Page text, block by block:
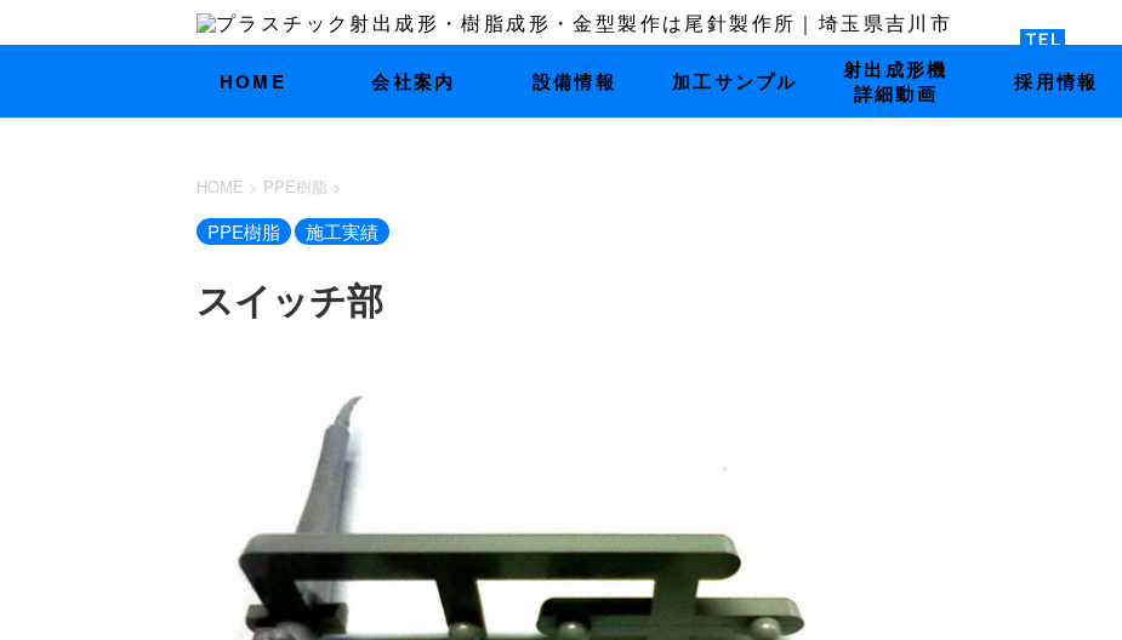
HOME 会社案内 設備情報 加工サンプル
射出成形機
詳細動画
採用情報
HOME > PPE樹脂 >
PPE樹脂 施工実績
スイッチ部